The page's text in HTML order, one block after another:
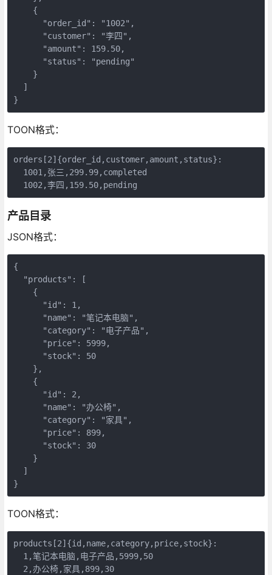
    {
      "order_id": "1002",
      "customer": "李四",
      "amount": 159.50,
      "status": "pending"
    }
  ]
}
TOON格式：
orders[2]{order_id,customer,amount,status}:
  1001,张三,299.99,completed
  1002,李四,159.50,pending
产品目录
JSON格式：
{
  "products": [
    {
      "id": 1,
      "name": "笔记本电脑",
      "category": "电子产品",
      "price": 5999,
      "stock": 50
    },
    {
      "id": 2,
      "name": "办公椅",
      "category": "家具",
      "price": 899,
      "stock": 30
    }
  ]
}
TOON格式：
products[2]{id,name,category,price,stock}:
  1,笔记本电脑,电子产品,5999,50
  2,办公椅,家具,899,30